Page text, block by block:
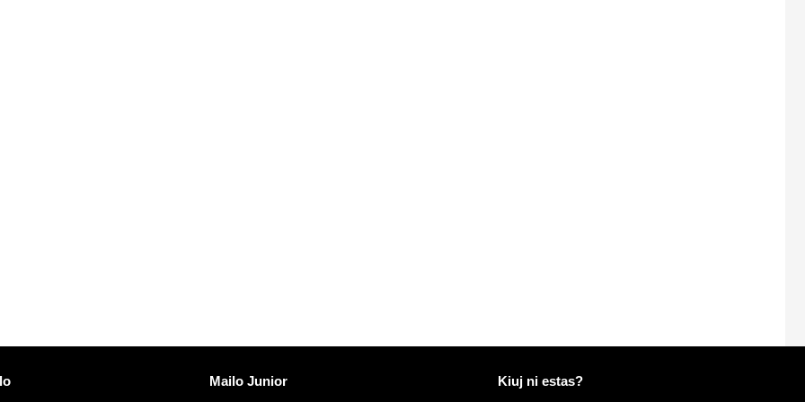
Malkovri Mailo
Mailo Junior Pliaj informoj pri Mailo
Kiuj ni estas?